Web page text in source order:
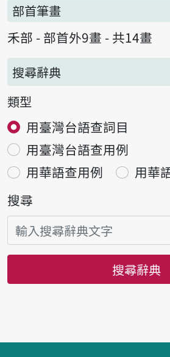
部首筆畫
禾部 - 部首外9畫 - 共14畫
搜尋辭典
類型
用臺灣台語查詞目
用臺灣台語查用例
用華語查用例
用華
搜尋
搜尋辭典